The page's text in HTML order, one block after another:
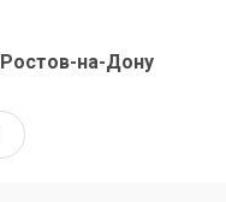
Ростов-на-Дону